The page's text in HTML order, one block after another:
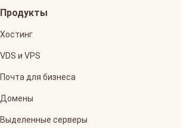
Продукты
Хостинг
VDS и VPS
Почта для бизнеса
Домены
Выделенные серверы